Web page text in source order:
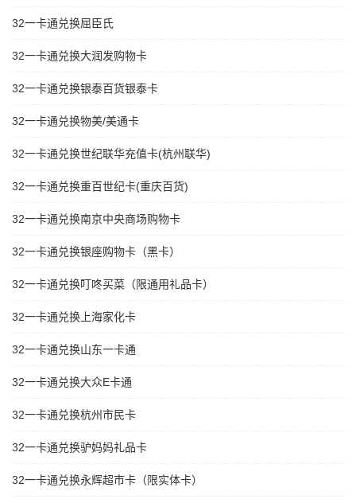
32一卡通兑换屈臣氏
32一卡通兑换大润发购物卡
32一卡通兑换银泰百货银泰卡
32一卡通兑换物美/美通卡
32一卡通兑换世纪联华充值卡(杭州联华)
32一卡通兑换重百世纪卡(重庆百货)
32一卡通兑换南京中央商场购物卡
32一卡通兑换银座购物卡（黑卡）
32一卡通兑换叮咚买菜（限通用礼品卡）
32一卡通兑换上海家化卡
32一卡通兑换山东一卡通
32一卡通兑换大众E卡通
32一卡通兑换杭州市民卡
32一卡通兑换驴妈妈礼品卡
32一卡通兑换永辉超市卡（限实体卡）